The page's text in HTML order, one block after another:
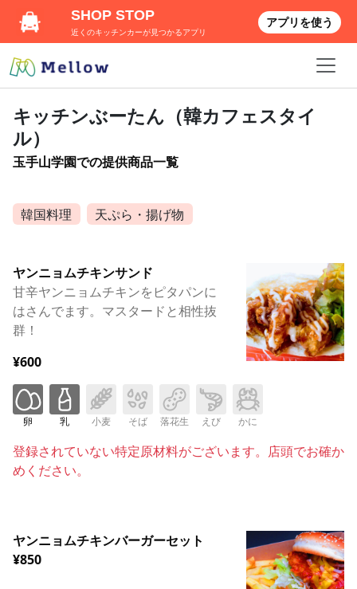
キッチンぶーたん（韓カフェスタイ
ル）
玉手山学園での提供商品一覧
韓国料理 天ぷら・揚げ物
ヤンニョムチキンサンド
甘辛ヤンニョムチキンをピタパンに
はさんでます。マスタードと相性抜
群！
¥600
卵 乳 小麦 そば 落花生 えび かに
登録されていない特定原材料がございます。店頭でお確か
めください。
ヤンニョムチキンバーガーセット
¥850
SHOP STOP
近くのキッチンカーが見つかるアプリ
アプリを使う